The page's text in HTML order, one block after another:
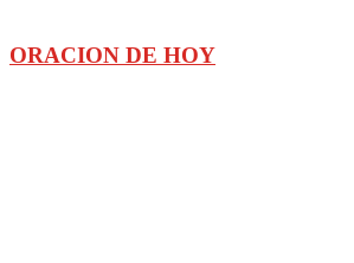
ORACION DE HOY